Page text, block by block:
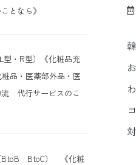
となら》
・R型）《化粧品充
品・医薬部外品・医
流 代行サービスのこ
BtoB BtoC） 《化粧